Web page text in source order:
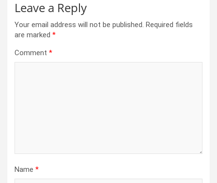
Leave a Reply
Your email address will not be published. Required fields
are marked *
Comment *
Name *